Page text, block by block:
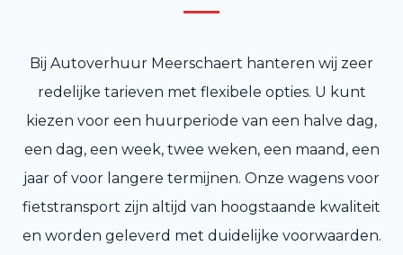
Bij Autoverhuur Meerschaert hanteren wij zeer
redelijke tarieven met flexibele opties. U kunt
kiezen voor een huurperiode van een halve dag,
een dag, een week, twee weken, een maand, een
jaar of voor langere termijnen. Onze wagens voor
fietstransport zijn altijd van hoogstaande kwaliteit
en worden geleverd met duidelijke voorwaarden.